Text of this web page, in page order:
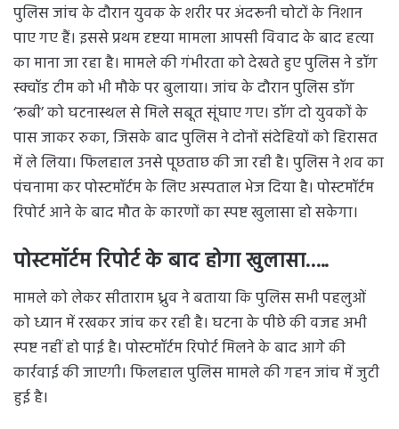
पुलिस जांच के दौरान युवक के शरीर पर अंदरूनी चोटों के निशान
पाए गए हैं। इससे प्रथम दृष्टया मामला आपसी विवाद के बाद हत्या
का माना जा रहा है। मामले की गंभीरता को देखते हुए पुलिस ने डॉग
स्क्वॉड टीम को भी मौके पर बुलाया। जांच के दौरान पुलिस डॉग
‘रूबी’ को घटनास्थल से मिले सबूत सूंघाए गए। डॉग दो युवकों के
पास जाकर रुका, जिसके बाद पुलिस ने दोनों संदेहियों को हिरासत
में ले लिया। फिलहाल उनसे पूछताछ की जा रही है। पुलिस ने शव का
पंचनामा कर पोस्टमॉर्टम के लिए अस्पताल भेज दिया है। पोस्टमॉर्टम
रिपोर्ट आने के बाद मौत के कारणों का स्पष्ट खुलासा हो सकेगा।
पोस्टमॉर्टम रिपोर्ट के बाद होगा खुलासा…..
मामले को लेकर सीताराम ध्रुव ने बताया कि पुलिस सभी पहलुओं
को ध्यान में रखकर जांच कर रही है। घटना के पीछे की वजह अभी
स्पष्ट नहीं हो पाई है। पोस्टमॉर्टम रिपोर्ट मिलने के बाद आगे की
कार्रवाई की जाएगी। फिलहाल पुलिस मामले की गहन जांच में जुटी
हुई है।